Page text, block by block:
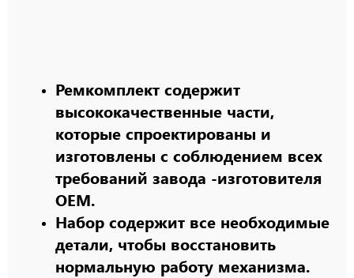
Ремкомплект содержит
высококачественные части,
которые спроектированы и
изготовлены с соблюдением всех
требований завода -изготовителя
OEM.
Набор содержит все необходимые
детали, чтобы восстановить
нормальную работу механизма.